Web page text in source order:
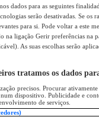
dados para as seguintes
serão desativadas. Se
para si. Pode voltar a este
na ligação Gerir preferências
As suas escolhas serão
tratamos os dados
precisos. Procurar
dispositivo. Publicidade e
de serviços.